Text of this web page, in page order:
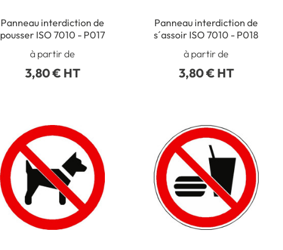
Panneau interdiction de
pousser ISO 7010 - P017
à partir de
3,80 € HT
Panneau interdiction de
s´assoir ISO 7010 - P018
à partir de
3,80 € HT